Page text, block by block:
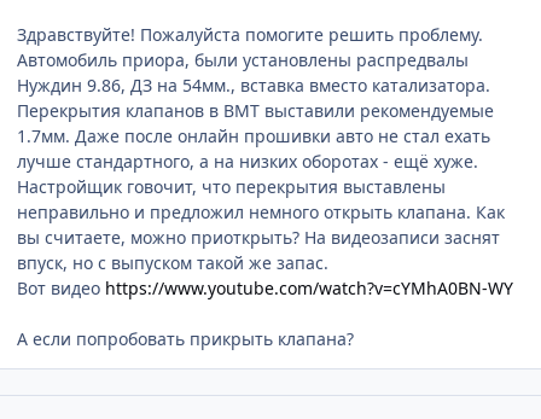
Здравствуйте! Пожалуйста помогите решить проблему.
Автомобиль приора, были установлены распредвалы
Нуждин 9.86, ДЗ на 54мм., вставка вместо катализатора.
Перекрытия клапанов в ВМТ выставили рекомендуемые
1.7мм. Даже после онлайн прошивки авто не стал ехать
лучше стандартного, а на низких оборотах - ещё хуже.
Настройщик говочит, что перекрытия выставлены
неправильно и предложил немного открыть клапана. Как
вы считаете, можно приоткрыть? На видеозаписи заснят
впуск, но с выпуском такой же запас.
Вот видео https://www.youtube.com/watch?v=cYMhA0BN-WY
А если попробовать прикрыть клапана?